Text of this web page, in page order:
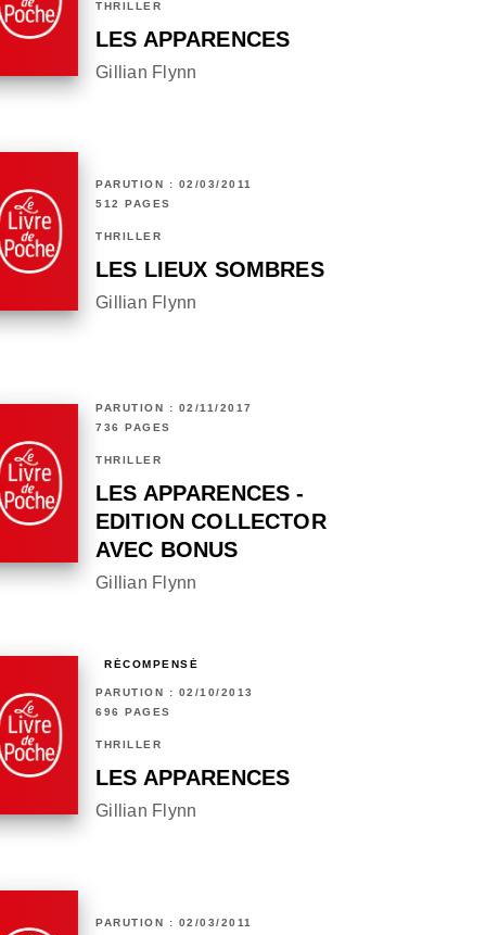
THRILLER
LES APPARENCES
Gillian Flynn
PARUTION : 02/03/2011
512 PAGES
THRILLER
LES LIEUX SOMBRES
Gillian Flynn
PARUTION : 02/11/2017
736 PAGES
THRILLER
LES APPARENCES -
EDITION COLLECTOR
AVEC BONUS
Gillian Flynn
RÉCOMPENSÉ
PARUTION : 02/10/2013
696 PAGES
THRILLER
LES APPARENCES
Gillian Flynn
PARUTION : 02/03/2011